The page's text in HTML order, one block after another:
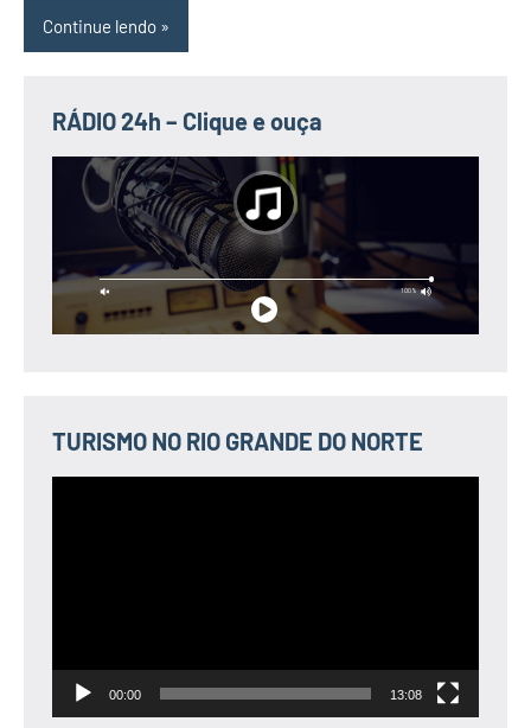
Continue lendo
RÁDIO 24h – Clique e ouça
TURISMO NO RIO GRANDE DO NORTE
00:00 13:08